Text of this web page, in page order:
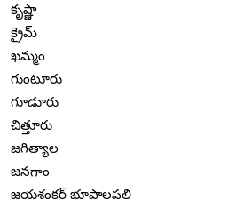
కృష్ణా
క్రైమ్
ఖమ్మం
గుంటూరు
గూడూరు
చిత్తూరు
జగిత్యాల
జనగాం
జయశంకర్ భూపాలపల్లి